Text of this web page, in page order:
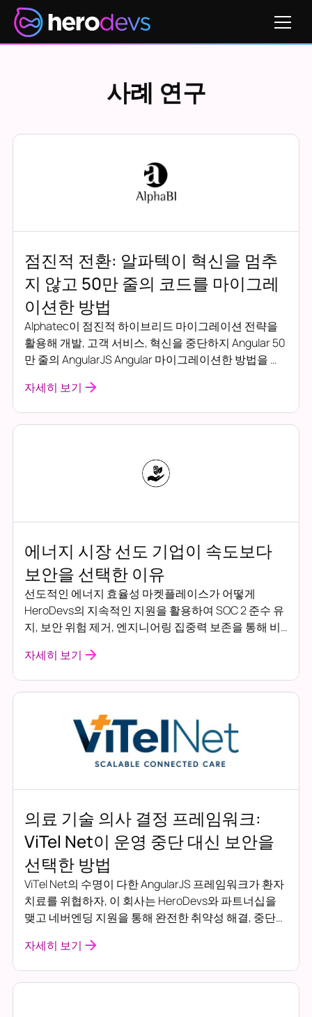
사례 연구
점진적 전환: 알파텍이 혁신을 멈추
지 않고 50만 줄의 코드를 마이그레
이션한 방법
Alphatec이 점진적 하이브리드 마이그레이션 전략을
활용해 개발, 고객 서비스, 혁신을 중단하지 Angular 50
만 줄의 AngularJS Angular 마이그레이션한 방법을 알
자세히 보기
에너지 시장 선도 기업이 속도보다
보안을 선택한 이유
선도적인 에너지 효율성 마켓플레이스가 어떻게
HeroDevs의 지속적인 지원을 활용하여 SOC 2 준수 유
지, 보안 위험 제거, 엔지니어링 집중력 보존을 통해 비
아보세요. 사용자 불편이나 혁신 지연 없이 수명이 다한
프레임워크를 안전하게 보호하는 실제 사례 연구입니
다.
자세히 보기
의료 기술 의사 결정 프레임워크:
ViTel Net이 운영 중단 대신 보안을
선택한 방법
ViTel Net의 수명이 다한 AngularJS 프레임워크가 환자
치료를 위협하자, 이 회사는 HeroDevs와 파트너십을
맺고 네버엔딩 지원을 통해 완전한 취약성 해결, 중단
다.
자세히 보기